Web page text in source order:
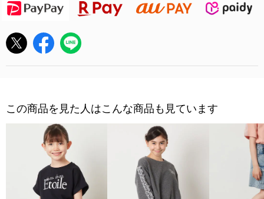
この商品を見た人はこんな商品も見ています